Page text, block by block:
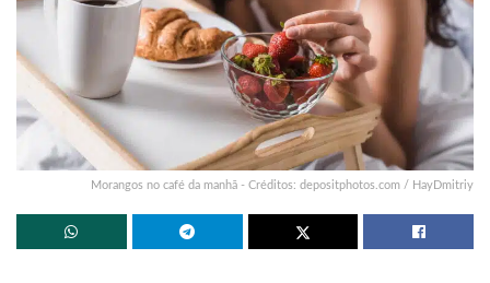
Morangos no café da manhã - Créditos: depositphotos.com / HayDmitriy